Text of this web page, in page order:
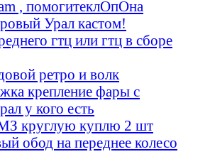
, помогитеклОпОна
Урал кастом!
гтц или гтц в сборе
ретро и волк
крепление фары с
у кого есть
круглую куплю 2 шт
обод на переднее колесо